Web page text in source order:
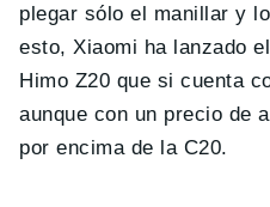
plegar sólo el manillar y
esto, Xiaomi ha lanzado
Himo Z20 que si cuenta
aunque con un precio de
por encima de la C20.